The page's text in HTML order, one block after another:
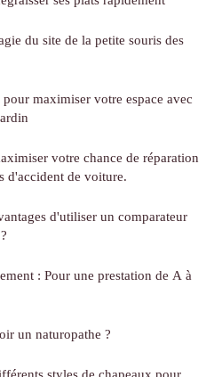
du site de la petite souris des
maximiser votre espace avec
votre chance de réparation
d'accident de voiture.
d'utiliser un comparateur
: Pour une prestation de A à
un naturopathe ?
styles de chapeaux pour